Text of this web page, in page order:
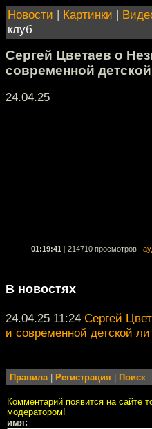
Новости | Картинки |
клуб
Сергей Цветаев о
современной
24.04.25
01:19:41 214710 просмотров
В новостях
24.04.25 11:24 Сергей
и современной детской
Правила| Регистрация Поиск
Комментарий появится на сайте
модератором!
имя: